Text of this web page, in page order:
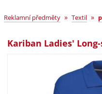
Reklamní předměty » Textil »
Kariban Ladies'